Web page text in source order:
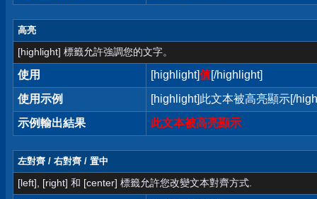
高亮
[highlight] 標籤允許強調您的文字。
使用 [highlight]值[/highlight]
使用示例
[highlight]此文本被高亮顯示[/
示例輸出結果
此文本被高亮顯示
左對齊 / 右對齊 / 置中
[left], [right] 和 [center] 標籤允許您改變文本對齊方式.